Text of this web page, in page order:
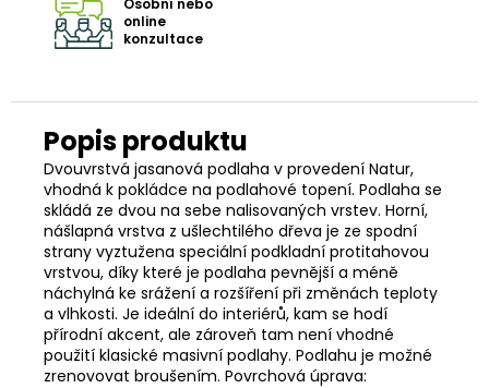
online
konzultace
Dvouvrstvá jasanová podlaha v provedení Natur,
vhodná k pokládce na podlahové topení. Podlaha se
skládá ze dvou na sebe nalisovaných vrstev. Horní,
nášlapná vrstva z ušlechtilého dřeva je ze spodní
strany vyztužena speciální podkladní protitahovou
vrstvou, díky které je podlaha pevnější a méně
náchylná ke srážení a rozšíření při změnách teploty
a vlhkosti. Je ideální do interiérů, kam se hodí
přírodní akcent, ale zároveň tam není vhodné
použití klasické masivní podlahy. Podlahu je možné
zrenovovat broušením. Povrchová úprava: